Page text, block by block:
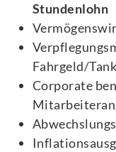
Stundenlohn
Fahrgeld/
Corporate